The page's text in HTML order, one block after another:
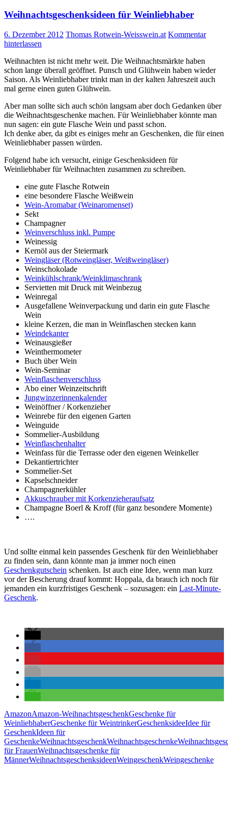
Weihnachtsgeschenksideen für Weinliebhaber
6. Dezember 2012 Thomas Rotwein-Weisswein.at Kommentar
hinterlassen
Weihnachten ist nicht mehr weit. Die Weihnachtsmärkte haben
schon lange überall geöffnet. Punsch und Glühwein haben wieder
Saison. Als Weinliebhaber trinkt man in der kalten Jahreszeit auch
mal gerne einen guten Glühwein.
Aber man sollte sich auch schön langsam aber doch Gedanken über
die Weihnachtsgeschenke machen. Für Weinliebhaber könnte man
nun sagen: ein gute Flasche Wein und passt schon.
Ich denke aber, da gibt es einiges mehr an Geschenken, die für einen
Weinliebhaber passen würden.
Folgend habe ich versucht, einige Geschenksideen für
Weinliebhaber für Weihnachten zusammen zu schreiben.
eine gute Flasche Rotwein
eine besondere Flasche Weißwein
Wein-Aromabar (Weinaromenset)
Sekt
Champagner
Weinverschluss inkl. Pumpe
Weinessig
Kernöl aus der Steiermark
Weingläser (Rotweingläser, Weißweingläser)
Weinschokolade
Weinkühlschrank/Weinklimaschrank
Servietten mit Druck mit Weinbezug
Weinregal
Ausgefallene Weinverpackung und darin ein gute Flasche
Wein
kleine Kerzen, die man in Weinflaschen stecken kann
Weindekanter
Weinausgießer
Weinthermometer
Buch über Wein
Wein-Seminar
Weinflaschenverschluss
Abo einer Weinzeitschrift
Jungwinzerinnenkalender
Weinöffner / Korkenzieher
Weinrebe für den eigenen Garten
Weinguide
Sommelier-Ausbildung
Weinflaschenhalter
Weinfass für die Terrasse oder den eigenen Weinkeller
Dekantiertrichter
Sommelier-Set
Kapselschneider
Champagnerkühler
Akkuschrauber mit Korkenzieheraufsatz
Champagne Boerl & Kroff (für ganz besondere Momente)
….
Und sollte einmal kein passendes Geschenk für den Weinliebhaber
zu finden sein, dann könnte man ja immer noch einen
Geschenkgutschein schenken. Ist auch eine Idee, wenn man kurz
vor der Bescherung drauf kommt: Hoppala, da brauch ich noch für
jemanden ein kurzfristiges Geschenk – sozusagen: ein Last-Minute-
Geschenk.
AmazonAmazon-WeihnachtsgeschenkGeschenke für
WeinliebhaberGeschenke für WeintrinkerGeschenksideeIdee für
GeschenkIdeen für
GeschenkeWeihnachtsgeschenkWeihnachtsgeschenke
für FrauenWeihnachtsgeschenke für
MännerWeihnachtsgeschenksideenWeingeschenkWeingeschenke